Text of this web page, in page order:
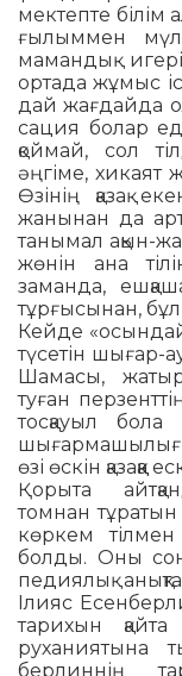
мектепте білім
ғылыммен
маман­дық
ортада жұмыс
дай жағдайда ол
сация болар
қоймай, сол
әңгіме, хикаят
Өзінің қазақ
жанынан да
танымал ақын-
жөнін ана
заманда,
тұрғысынан, бұл
Кейде
түсетін шығар-
Шамасы,
туған
тосқауыл бола
өзі өскін қазаққа
Қорыта
томнан
көркем
бол­ды. Оны
педи­ялық
Ілияс
тарихын
руханиятына
берлиннің